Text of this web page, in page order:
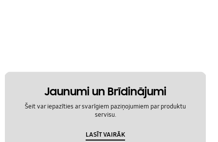
Jaunumi un Brīdinājumi
Šeit var iepazīties ar svarīgiem paziņojumiem par produktu
servisu.
LASĪT VAIRĀK